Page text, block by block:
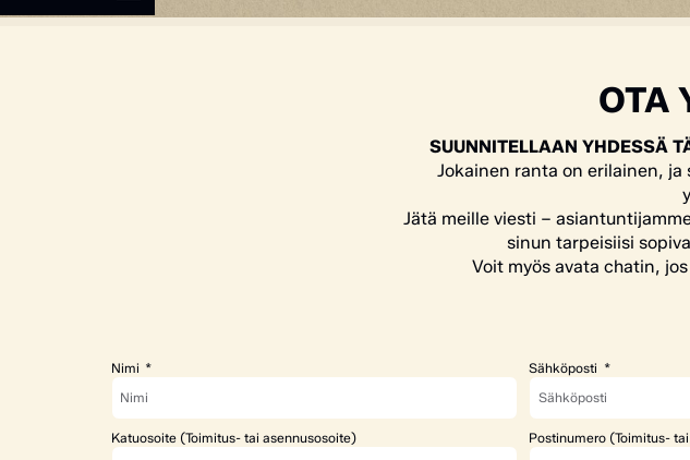
OTA
SUUNNITELLAAN YHDESSÄ
Jokainen ranta on erilainen,
Jätä meille viesti –
sinun tarpeisiisi
Voit myös avata chatin,
Nimi Sähköposti
Katuosoite (Toimitus- tai asennusosoite) Postinumero (Toimitus-